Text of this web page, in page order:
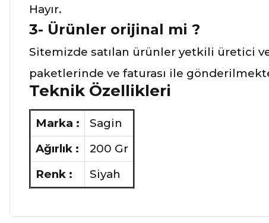
Hayır.
3- Ürünler orijinal mi ?
Sitemizde satılan ürünler yetkili üretici
paketlerinde ve faturası ile
Teknik Özellikleri
Marka :
Sagin
Ağırlık :
200 Gr
Renk :
Siyah